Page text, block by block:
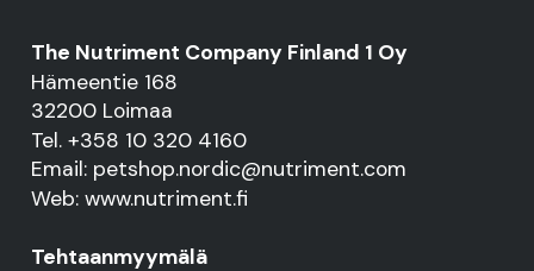
The Nutriment Company Finland 1 Oy
Hämeentie 168
32200 Loimaa
Tel. +358 10 320 4160
Email: petshop.nordic@nutriment.com
Web: www.nutriment.fi
Tehtaanmyymälä